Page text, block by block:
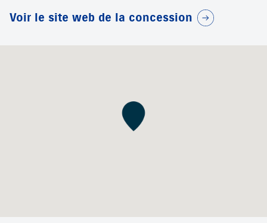
Voir le site web de la concession